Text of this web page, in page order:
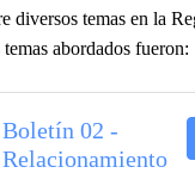
diversos temas en la
abordados fueron:
Boletín 02 -
Relacionamiento